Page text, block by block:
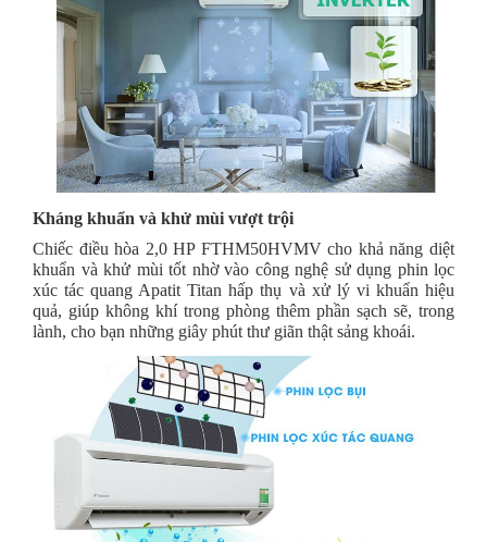
Kháng khuẩn và khử mùi vượt trội
Chiếc điều hòa 2,0 HP FTHM50HVMV cho khả năng diệt
khuẩn và khử mùi tốt nhờ vào công nghệ sử dụng phin lọc
xúc tác quang Apatit Titan hấp thụ và xử lý vi khuẩn hiệu
quả, giúp không khí trong phòng thêm phần sạch sẽ, trong
lành, cho bạn những giây phút thư giãn thật sảng khoái.